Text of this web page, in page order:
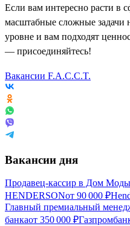
Если вам интересно расти в
масштабные сложные задачи
уровне и вам подходят
— присоединяйтесь!
Вакансии F.A.C.C.T.
Вакансии дня
Продавец-кассир в Дом Моды
HENDERSONот 90 000 ₽
Главный премиальный
банкаот 350 000 ₽